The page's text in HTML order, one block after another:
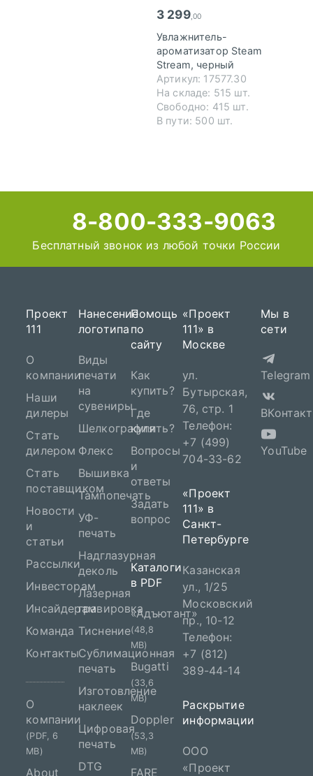
3 299,00
Увлажнитель-
ароматизатор Steam
Stream, черный
Артикул: 17577.30
На складе: 515 шт.
Свободно: 415 шт.
В пути: 500 шт.
8-800-333-9063
Бесплатный звонок из любой точки России
Проект
111
О
компании
Наши
дилеры
Стать
дилером
Стать
поставщиком
Новости
и
статьи
Рассылки
Инвесторам
Инсайдерам
Команда
Контакты
О
компании
(PDF, 6
MB)
About
Нанесение
логотипа
Виды
печати
на
сувениры
Шелкография
Флекс
Вышивка
Тампопечать
УФ-
печать
Надглазурная
деколь
Лазерная
гравировка
Тиснение
Сублимационная
печать
Изготовление
наклеек
Цифровая
печать
DTG
Помощь
по
сайту
Как
купить?
Где
купить?
Вопросы
и
ответы
Задать
вопрос
Каталоги
в PDF
«Адъютант»
(48,8
MB)
Bugatti
(33,6
MB)
Doppler
(53,3
MB)
FARE
«Проект
111» в
Москве
ул.
Бутырская,
76, стр. 1
Телефон:
+7 (499)
704-33-62
«Проект
111» в
Санкт-
Петербурге
Казанская
ул., 1/25
Московский
пр., 10-12
Телефон:
+7 (812)
389-44-14
Раскрытие
информации
ООО
«Проект
Мы в
сети
Telegram
YouTube